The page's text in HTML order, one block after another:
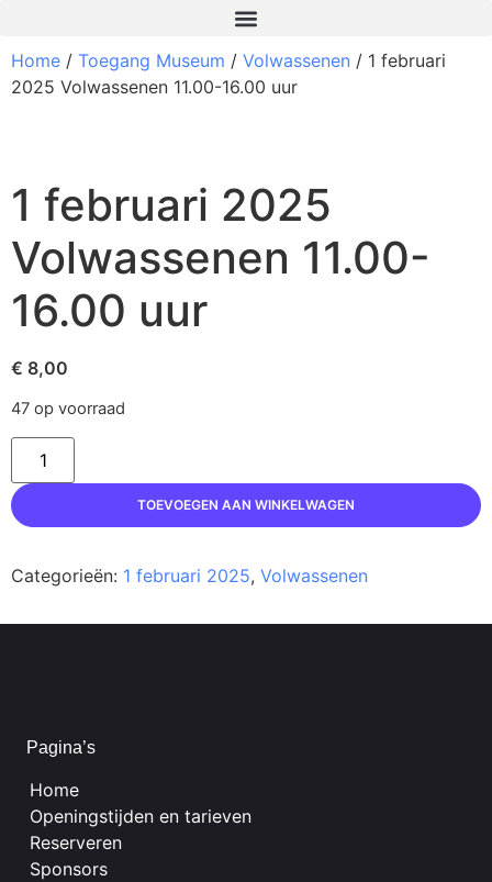
Home / Toegang Museum / Volwassenen / 1 februari
2025 Volwassenen 11.00-16.00 uur
1 februari 2025
Volwassenen 11.00-
16.00 uur
€ 8,00
47 op voorraad
TOEVOEGEN AAN WINKELWAGEN
Categorieën: 1 februari 2025, Volwassenen
Pagina’s
Home
Openingstijden en tarieven
Reserveren
Sponsors